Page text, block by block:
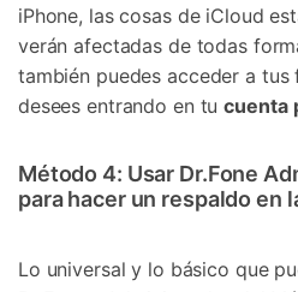
iPhone, las cosas de iCloud
verán afectadas de todas
también puedes acceder a
desees entrando en tucuenta
Método 4: Usar Dr.Fone
para hacer un respaldo en
Lo universal y lo básico que